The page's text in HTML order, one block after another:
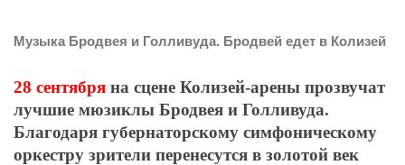
Музыка Бродвея и Голливуда. Бродвей едет в Колизей
28 сентября на сцене Колизей-арены прозвучат
лучшие мюзиклы Бродвея и Голливуда.
Благодаря губернаторскому симфоническому
оркестру зрители перенесутся в золотой век